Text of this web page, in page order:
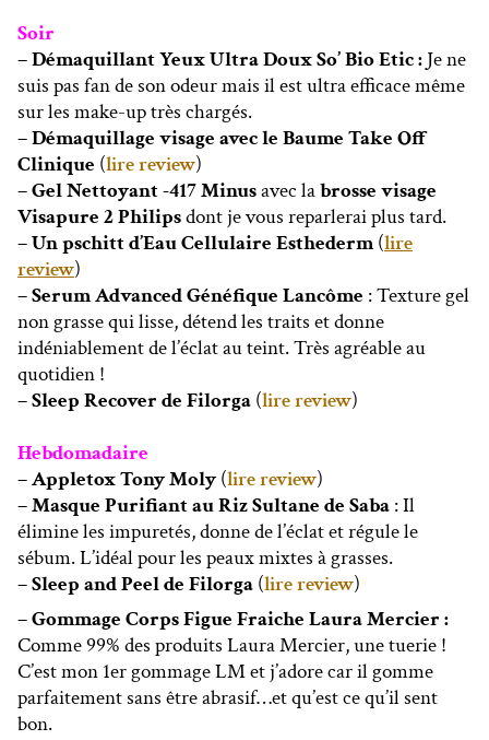
Soir
– Démaquillant Yeux Ultra Doux So’ Bio Etic : Je ne
suis pas fan de son odeur mais il est ultra efficace même
sur les make-up très chargés.
– Démaquillage visage avec le Baume Take Off
Clinique (lire review)
– Gel Nettoyant -417 Minusavec labrosse visage
Visapure 2 Philipsdont je vous reparlerai plus tard.
– Un pschitt d’Eau Cellulaire Esthederm(lire
review)
– Serum Advanced Généfique Lancôme : Texture gel
non grasse qui lisse, détend les traits et donne
indéniablement de l’éclat au teint. Très agréable au
quotidien !
– Sleep Recover de Filorga (lire review)
Hebdomadaire
– Appletox Tony Moly (lire review)
– Masque Purifiant au Riz Sultane de Saba :Il
élimine les impuretés, donne de l’éclat et régule le
sébum. L’idéal pour les peaux mixtes à grasses.
– Sleep and Peel de Filorga (lire review)
– Gommage Corps Figue Fraiche Laura Mercier :
Comme 99% des produits Laura Mercier, une tuerie !
C’est mon 1er gommage LM et j’adore car il gomme
parfaitement sans être abrasif…et qu’est ce qu’il sent
bon.